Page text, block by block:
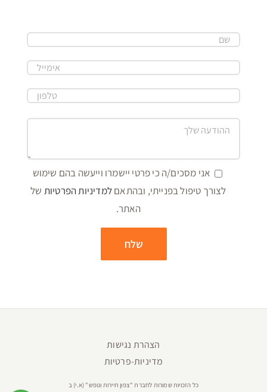
אני מסכים/ה כי פרטי יישמרו וייעשה בהם שימוש
לצורך טיפול בפנייתי, ובהתאםלמדיניות הפרטיות של
האתר.
הצהרת נגישות
מדיניות-פרטיות
כל הזכויות שמורות לחברת "צפון תיירות ונופש" (א.י) ב